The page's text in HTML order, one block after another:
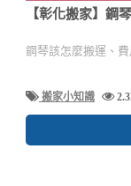
【彰化搬家】鋼
鋼琴該怎麼搬運、費
搬家小知識